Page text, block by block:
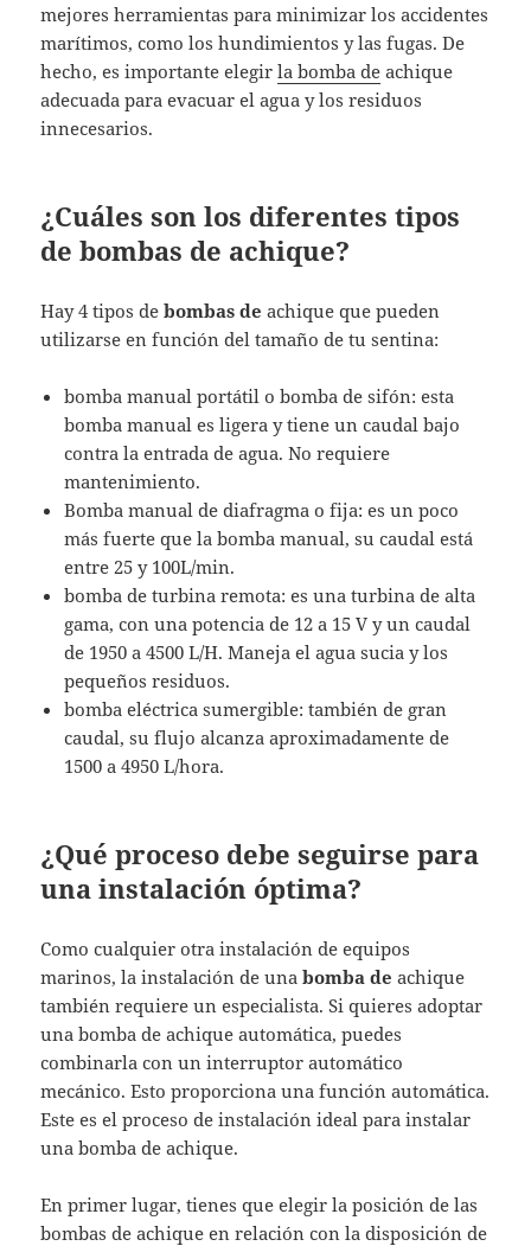
mejores herramientas para minimizar los accidentes
marítimos, como los hundimientos y las fugas. De
hecho, es importante elegirla bomba de achique
adecuada para evacuar el agua y los residuos
innecesarios.
¿Cuáles son los diferentes tipos
de bombas de achique?
Hay 4 tipos debombas de achique que pueden
utilizarse en función del tamaño de tu sentina:
bomba manual portátil o bomba de sifón: esta
bomba manual es ligera y tiene un caudal bajo
contra la entrada de agua. No requiere
mantenimiento.
Bomba manual de diafragma o fija: es un poco
más fuerte que la bomba manual, su caudal está
entre 25 y 100L/min.
bomba de turbina remota: es una turbina de alta
gama, con una potencia de 12 a 15 V y un caudal
de 1950 a 4500 L/H. Maneja el agua sucia y los
pequeños residuos.
bomba eléctrica sumergible: también de gran
caudal, su flujo alcanza aproximadamente de
1500 a 4950 L/hora.
¿Qué proceso debe seguirse para
una instalación óptima?
Como cualquier otra instalación de equipos
marinos, la instalación de unabomba de achique
también requiere un especialista. Si quieres adoptar
una bomba de achique automática, puedes
combinarla con un interruptor automático
mecánico. Esto proporciona una función automática.
Este es el proceso de instalación ideal para instalar
una bomba de achique.
En primer lugar, tienes que elegir la posición de las
bombas de achique en relación con la disposición de